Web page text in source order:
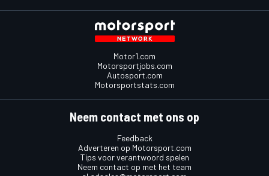
Motor1.com
Motorsportjobs.com
Autosport.com
Motorsportstats.com
Neem contact met ons op
Feedback
Adverteren op Motorsport.com
Tips voor verantwoord spelen
Neem contact op met het team